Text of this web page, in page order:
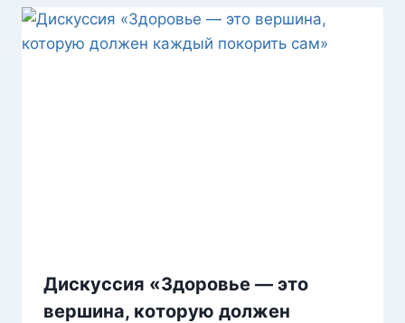
Дискуссия «Здоровье — это
вершина, которую должен